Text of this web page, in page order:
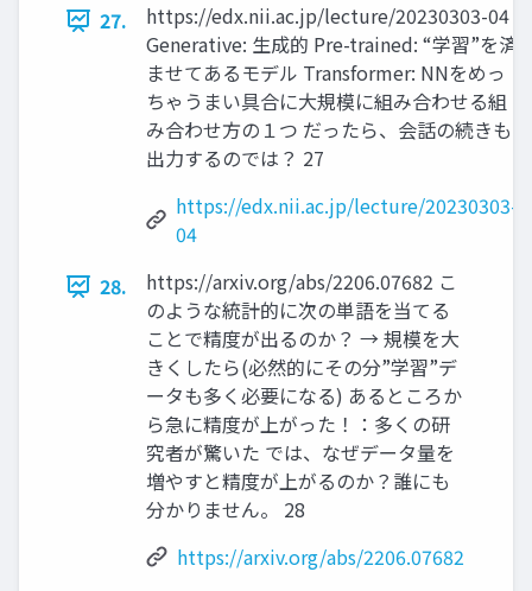
27.
https://edx.nii.ac.jp/lecture/20230303-04
Generative: 生成的 Pre-trained: “学習”を済
ませてあるモデル Transformer: NNをめっ
ちゃうまい具合に大規模に組み合わせる組
み合わせ方の１つ だったら、会話の続きも
出力するのでは？ 27
https://edx.nii.ac.jp/lecture/20230303-
04
28.
https://arxiv.org/abs/2206.07682 こ
のような統計的に次の単語を当てる
ことで精度が出るのか？ → 規模を大
きくしたら(必然的にその分”学習”デ
ータも多く必要になる) あるところか
ら急に精度が上がった！：多くの研
究者が驚いた では、なぜデータ量を
増やすと精度が上がるのか？誰にも
分かりません。 28
https://arxiv.org/abs/2206.07682